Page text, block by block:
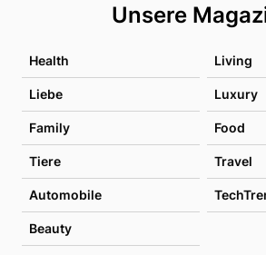
Unsere
Health Living
Liebe Luxury
Family Food
Tiere Travel
Automobile
Beauty